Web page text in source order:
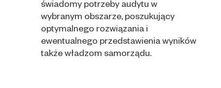
świadomy potrzeby audytu w
wybranym obszarze, poszukujący
optymalnego rozwiązania i
ewentualnego przedstawienia wyników
także władzom samorządu.